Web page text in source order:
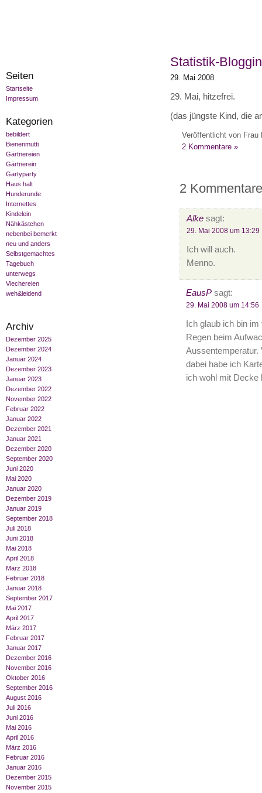
Seiten
Startseite
Impressum
Kategorien
bebildert
Bienenmutti
Gärtnereien
Gärtnerein
Gartyparty
Haus halt
Hunderunde
Internettes
Kindelein
Nähkästchen
nebenbei bemerkt
neu und anders
Selbstgemachtes
Tagebuch
unterwegs
Viechereien
weh&leidend
Archiv
Dezember 2025
Dezember 2024
Januar 2024
Dezember 2023
Januar 2023
Dezember 2022
November 2022
Februar 2022
Januar 2022
Dezember 2021
Januar 2021
Dezember 2020
September 2020
Juni 2020
Mai 2020
Januar 2020
Dezember 2019
Januar 2019
September 2018
Juli 2018
Juni 2018
Mai 2018
April 2018
März 2018
Februar 2018
Januar 2018
September 2017
Mai 2017
April 2017
März 2017
Februar 2017
Januar 2017
Dezember 2016
November 2016
Oktober 2016
September 2016
August 2016
Juli 2016
Juni 2016
Mai 2016
April 2016
März 2016
Februar 2016
Januar 2016
Dezember 2015
November 2015
Statistik-
29. Mai 2008
29. Mai, hitzefrei.
(das jüngste Kind, die
Veröffentlicht von Frau
2 Kommentare »
2
Alkesagt:
29. Mai 2008 um 13:29
Ich will auch.
Menno.
EausPsagt:
29. Mai 2008 um 14:56
Ich glaub ich bin im
Regen beim
Aussentemperatur.
dabei habe ich
ich wohl mit Decke